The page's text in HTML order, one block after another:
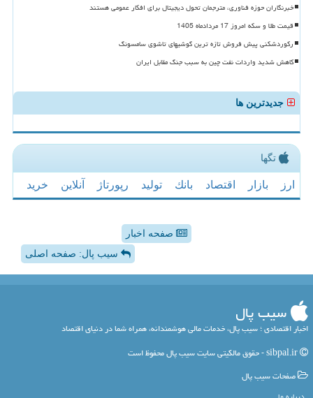
خبرنگاران حوزه فناوری، مترجمان تحول دیجیتال برای افکار عمومی هستند
قیمت طلا و سکه امروز 17 مردادماه 1405
رکوردشکنی پیش فروش تازه ترین گوشیهای تاشوی سامسونگ
کاهش شدید واردات نفت چین به سبب جنگ مقابل ایران
جدیدترین ها
تگها
ارز بازار اقتصاد بانك تولید رپورتاژ آنلاین خرید
صفحه اخبار
سیب پال: صفحه اصلی
سیب پال
اخبار اقتصادی ؛ سیب پال، خدمات مالی هوشمندانه، همراه شما در دنیای اقتصاد
صفحات سیب پال